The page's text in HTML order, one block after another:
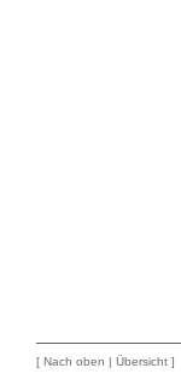
[ Nach oben | Übersicht ]